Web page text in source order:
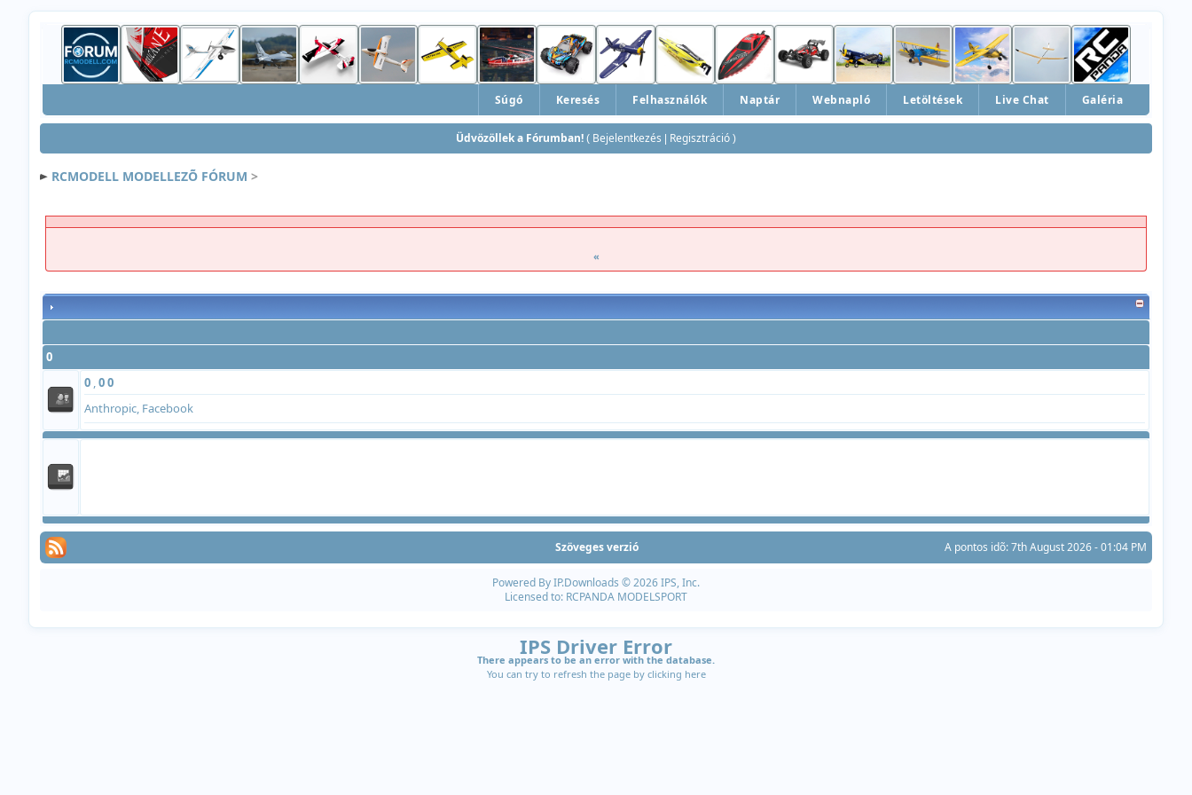
Súgó Keresés Felhasználók Naptár Webnapló Letöltések Live Chat Galéria
Üdvözöllek a Fórumban! ( Bejelentkezés Regisztráció )
RCMODELL MODELLEZÕ FÓRUM >
«
0
0 ,00
Anthropic, Facebook
Szöveges verzió A pontos idõ: 7th August 2026 - 01:04 PM
Powered ByIP.Downloads © 2026 IPS, Inc.
Licensed to: RCPANDA MODELSPORT
IPS Driver Error
There appears to be an error with the database.
You can try to refresh the page by clicking here